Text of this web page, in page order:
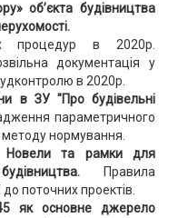
об’єкта будівництва
процедур в 2020р.
документація у
в 2020р.
в ЗУ "Про будівельні
параметричного
нормування.
Новели та рамки для
Правила
поточних проектів.
як основне джерело